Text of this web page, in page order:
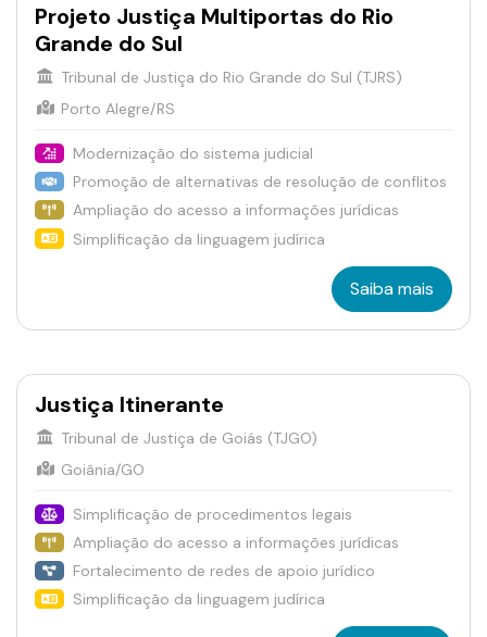
Projeto Justiça Multiportas do Rio
Grande do Sul
Tribunal de Justiça do Rio Grande do Sul (TJRS)
Porto Alegre/RS
Modernização do sistema judicial
Promoção de alternativas de resolução de conflitos
Ampliação do acesso a informações jurídicas
Simplificação da linguagem judírica
Saiba mais
Justiça Itinerante
Tribunal de Justiça de Goiás (TJGO)
Goiânia/GO
Simplificação de procedimentos legais
Ampliação do acesso a informações jurídicas
Fortalecimento de redes de apoio jurídico
Simplificação da linguagem judírica